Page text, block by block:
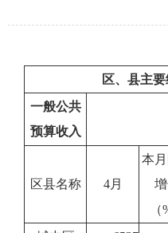
网上办事
互动回应
数据专题
区、县主要
一般公共
预算收入
区县名称 4月
本
（